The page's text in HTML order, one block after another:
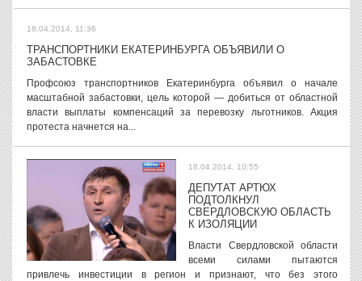
18.04.2014, 11:36
ТРАНСПОРТНИКИ ЕКАТЕРИНБУРГА ОБЪЯВИЛИ О
ЗАБАСТОВКЕ
Профсоюз транспортников Екатеринбурга объявил о начале
масштабной забастовки, цель которой — добиться от областной
власти выплаты компенсаций за перевозку льготников. Акция
протеста начнется на...
18.04.2014, 10:55
ДЕПУТАТ АРТЮХ
ПОДТОЛКНУЛ
СВЕРДЛОВСКУЮ ОБЛАСТЬ
К ИЗОЛЯЦИИ
Власти Свердловской области
всеми силами пытаются
привлечь инвестиции в регион и признают, что без этого